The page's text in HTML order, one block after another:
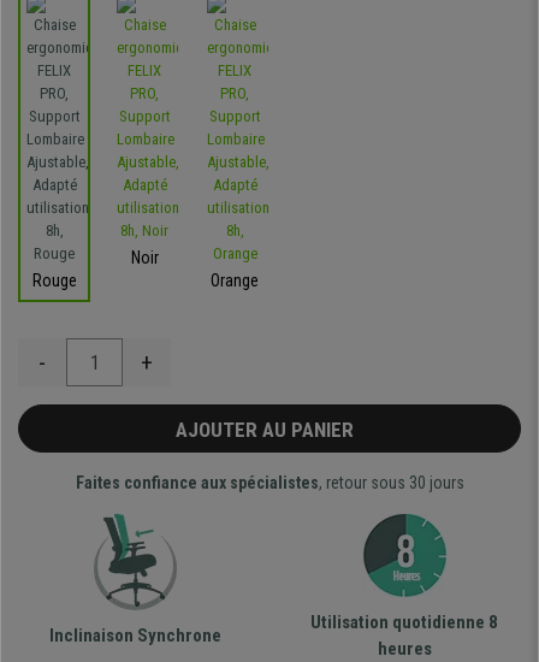
Rouge
Noir
Orange
- +
AJOUTER AU PANIER
Faites confiance aux spécialistes, retour sous 30 jours
Inclinaison Synchrone
Utilisation quotidienne 8
heures